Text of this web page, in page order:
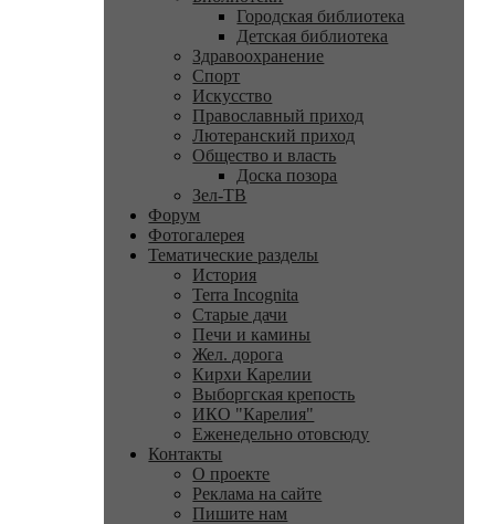
Городская библиотека
Детская библиотека
Здравоохранение
Спорт
Искусство
Православный приход
Лютеранский приход
Общество и власть
Доска позора
Зел-ТВ
Форум
Фотогалерея
Тематические разделы
История
Terra Incognita
Старые дачи
Печи и камины
Жел. дорога
Кирхи Карелии
Выборгская крепость
ИКО "Карелия"
Еженедельно отовсюду
Контакты
О проекте
Реклама на сайте
Пишите нам